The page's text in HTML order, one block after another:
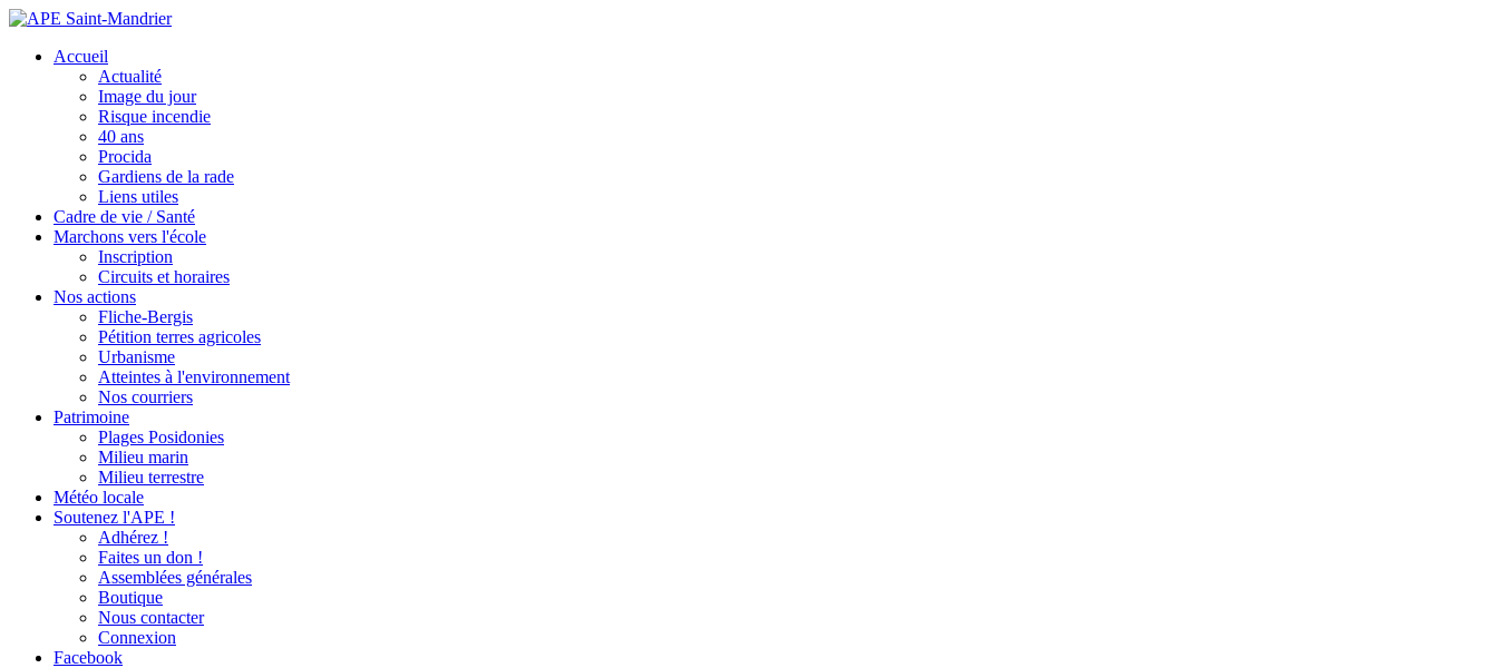
Accueil
Actualité
Image du jour
Risque incendie
40 ans
Procida
Gardiens de la rade
Liens utiles
Cadre de vie / Santé
Marchons vers l'école
Inscription
Circuits et horaires
Nos actions
Fliche-Bergis
Pétition terres agricoles
Urbanisme
Atteintes à l'environnement
Nos courriers
Patrimoine
Plages Posidonies
Milieu marin
Milieu terrestre
Météo locale
Soutenez l'APE !
Adhérez !
Faites un don !
Assemblées générales
Boutique
Nous contacter
Connexion
Facebook